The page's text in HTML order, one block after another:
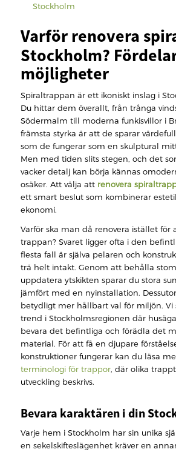
Stockholm
Varför renovera
Stockholm?
möjligheter
Spiraltrappan är ett ikoniskt inslag i
Du hittar dem överallt, från trånga
Södermalm till moderna funkisvillor i
främsta styrka är att de sparar
som de fungerar som en skulptural
Men med tiden slits stegen, och det
vacker detalj kan börja kännas
osäker. Att välja att renovera
ett smart beslut som kombinerar
ekonomi.
Varför ska man då renovera istället för
trappan? Svaret ligger ofta i den
flesta fall är själva pelaren och
trä helt intakt. Genom att behålla
uppdatera ytskikten sparar du stora
jämfört med en nyinstallation.
betydligt mer hållbart val för miljön. Vi
trend i Stockholmsregionen där
bevara det befintliga och förädla det
material. För att få en djupare
konstruktioner fungerar kan du läsa
terminologi för trappor, där olika
utveckling beskrivs.
Bevara karaktären i din
Varje hem i Stockholm har sin unika
en sekelskifteslägenhet kräver en